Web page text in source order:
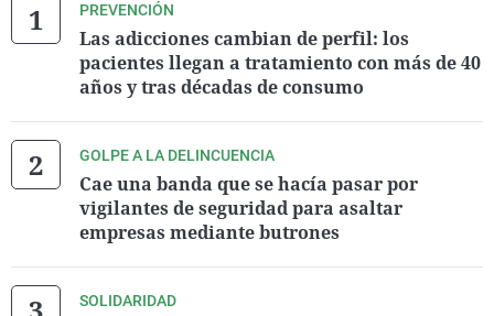
PREVENCIÓN
Las adicciones cambian de perfil: los
pacientes llegan a tratamiento con más de 40
años y tras décadas de consumo
GOLPE A LA DELINCUENCIA
Cae una banda que se hacía pasar por
vigilantes de seguridad para asaltar
empresas mediante butrones
SOLIDARIDAD